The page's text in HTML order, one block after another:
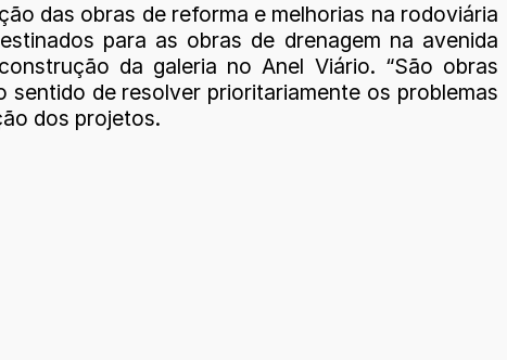
das obras de reforma e melhorias na rodoviária
para as obras de drenagem na avenida
da galeria no Anel Viário. “São obras
de resolver prioritariamente os problemas
dos projetos.